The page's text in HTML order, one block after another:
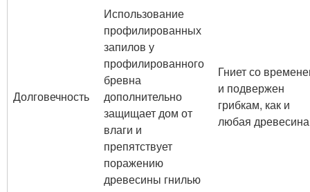
Долговечность
Использование
профилированных
запилов у
профилированного
бревна
дополнительно
защищает дом от
влаги и
препятствует
поражению
древесины гнилью
Гниет со
и подвержен
грибкам, как и
любая